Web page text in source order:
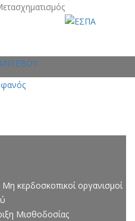
κερδοσκοπικοί οργανισμοί
Μισθοδοσίας